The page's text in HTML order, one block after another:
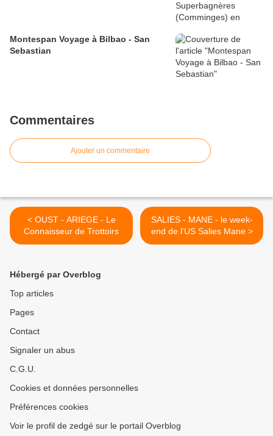
Montespan Voyage à Bilbao - San
Sebastian
Commentaires
Ajouter un commentaire
< OUST - ARIEGE - Le
Connaisseur de Trottoirs
SALIES - MANE - le week-
end de l'US Salies Mane >
Hébergé par Overblog
Top articles
Pages
Contact
Signaler un abus
C.G.U.
Cookies et données personnelles
Préférences cookies
Voir le profil de zedgé sur le portail Overblog